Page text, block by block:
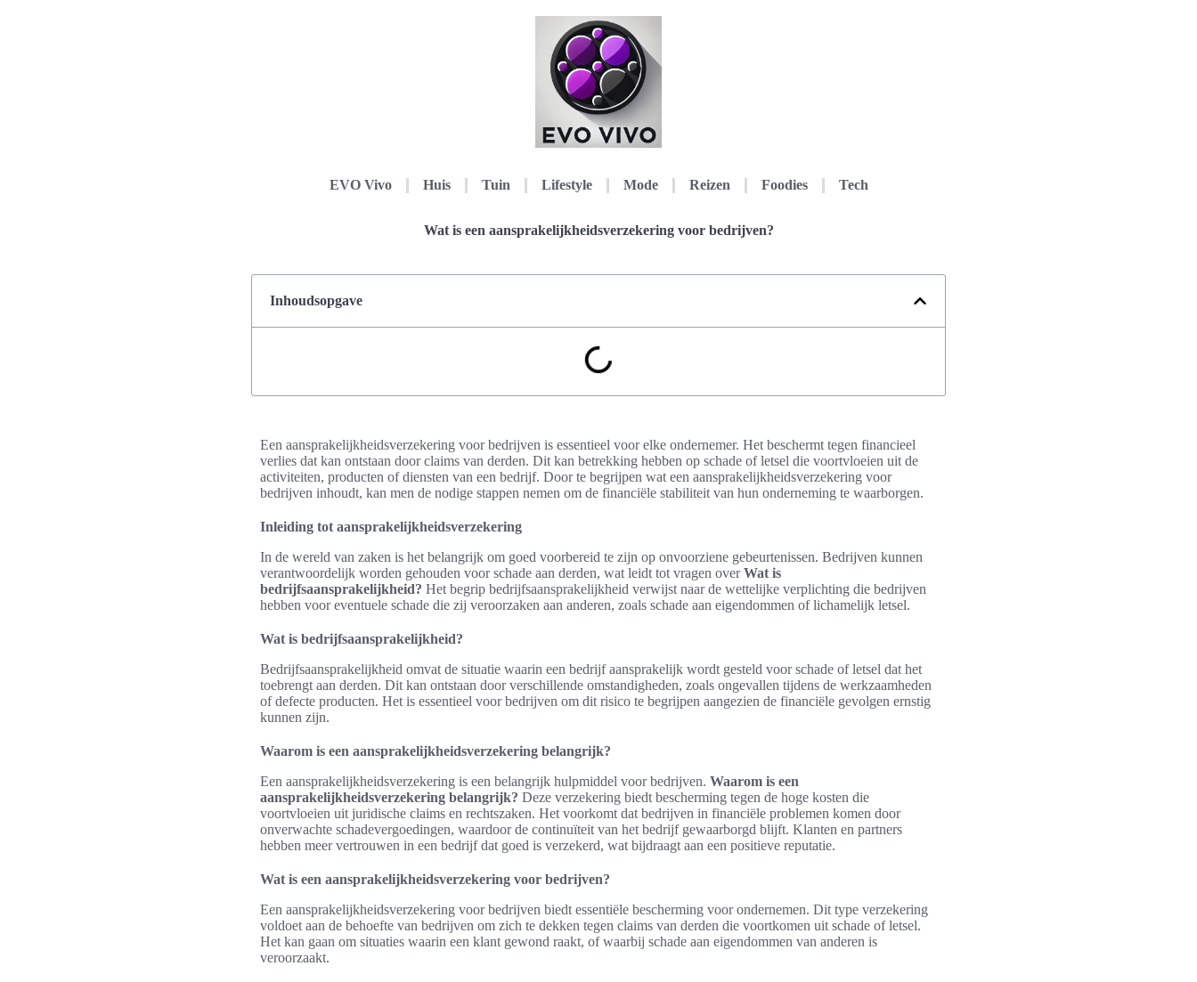
EVO Vivo Huis Tuin Lifestyle Mode Reizen Foodies Tech
Wat is een aansprakelijkheidsverzekering voor bedrijven?
Inhoudsopgave
Een aansprakelijkheidsverzekering voor bedrijven is essentieel voor elke ondernemer. Het beschermt tegen financieel
verlies dat kan ontstaan door claims van derden. Dit kan betrekking hebben op schade of letsel die voortvloeien uit de
activiteiten, producten of diensten van een bedrijf. Door te begrijpen wat een aansprakelijkheidsverzekering voor
bedrijven inhoudt, kan men de nodige stappen nemen om de financiële stabiliteit van hun onderneming te waarborgen.
Inleiding tot aansprakelijkheidsverzekering
In de wereld van zaken is het belangrijk om goed voorbereid te zijn op onvoorziene gebeurtenissen. Bedrijven kunnen
verantwoordelijk worden gehouden voor schade aan derden, wat leidt tot vragen overWat is
bedrijfsaansprakelijkheid? Het begrip bedrijfsaansprakelijkheid verwijst naar de wettelijke verplichting die bedrijven
hebben voor eventuele schade die zij veroorzaken aan anderen, zoals schade aan eigendommen of lichamelijk letsel.
Wat is bedrijfsaansprakelijkheid?
Bedrijfsaansprakelijkheid omvat de situatie waarin een bedrijf aansprakelijk wordt gesteld voor schade of letsel dat het
toebrengt aan derden. Dit kan ontstaan door verschillende omstandigheden, zoals ongevallen tijdens de werkzaamheden
of defecte producten. Het is essentieel voor bedrijven om dit risico te begrijpen aangezien de financiële gevolgen ernstig
kunnen zijn.
Waarom is een aansprakelijkheidsverzekering belangrijk?
Een aansprakelijkheidsverzekering is een belangrijk hulpmiddel voor bedrijven. Waarom is een
aansprakelijkheidsverzekering belangrijk? Deze verzekering biedt bescherming tegen de hoge kosten die
voortvloeien uit juridische claims en rechtszaken. Het voorkomt dat bedrijven in financiële problemen komen door
onverwachte schadevergoedingen, waardoor de continuïteit van het bedrijf gewaarborgd blijft. Klanten en partners
hebben meer vertrouwen in een bedrijf dat goed is verzekerd, wat bijdraagt aan een positieve reputatie.
Wat is een aansprakelijkheidsverzekering voor bedrijven?
Een aansprakelijkheidsverzekering voor bedrijven biedt essentiële bescherming voor ondernemen. Dit type verzekering
voldoet aan de behoefte van bedrijven om zich te dekken tegen claims van derden die voortkomen uit schade of letsel.
Het kan gaan om situaties waarin een klant gewond raakt, of waarbij schade aan eigendommen van anderen is
veroorzaakt.